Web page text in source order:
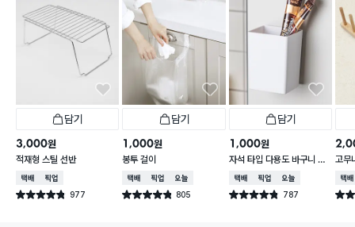
담기
3,000원
적재형 스틸 선반
택배배송매장픽업
별점 4.8점 977
건 작성
담기
1,000원
봉투 걸이
택배배송매장픽업오늘배송
별점 4.8점 805
건 작성
담기
1,000원
자석 타입 다용도 바구니 소
형
택배배송매장픽업오늘배송
별점 4.8점 787
건 작성
고무
택배
별점